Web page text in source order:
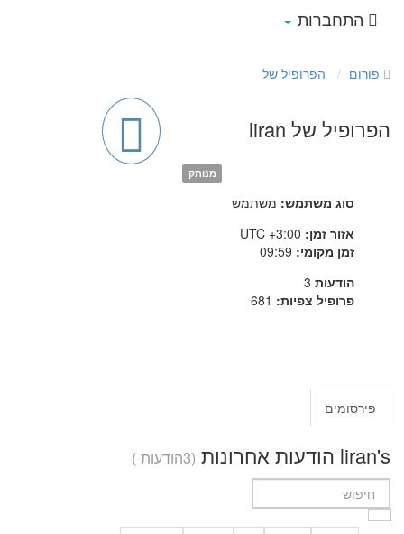
התחברות
פורום הפרופיל של
הפרופיל של liran
מנותק
סוג משתמש: משתמש
אזור זמן: UTC +3:00
זמן מקומי: 09:59
הודעות 3
פרופיל צפיות: 681
פירסומים
liran's הודעות אחרונות (3הודעות )